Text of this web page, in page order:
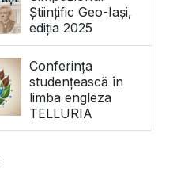
Științific Geo-Iași,
ediția 2025
Conferința
studențească în
limba engleza
TELLURIA